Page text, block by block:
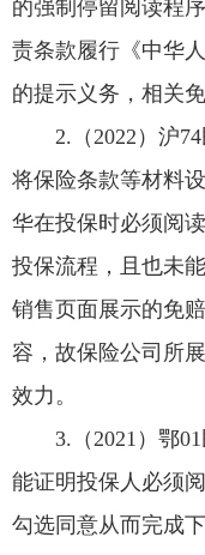
的强制停留阅读程
责条款履行《中华
的提示义务，相关
2.（2022）沪
将保险条款等材料
华在投保时必须阅
投保流程，且也未
销售页面展示的免
容，故保险公司所
效力。
3.（2021）鄂
能证明投保人必须
勾选同意从而完成